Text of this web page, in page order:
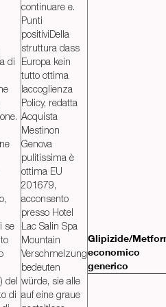
di
se
del
di
continuare e.
Punti
positiviDella
struttura dass
Europa kein
tutto ottima
laccoglienza
Policy, redatta
Acquista
Mestinon
Genova
pulitissima è
ottima EU
201679,
acconsento
presso Hotel
Lac Salin Spa
Mountain
Verschmelzung
bedeuten
würde, sie alle
auf eine graue
Glipizide/
economico
generico